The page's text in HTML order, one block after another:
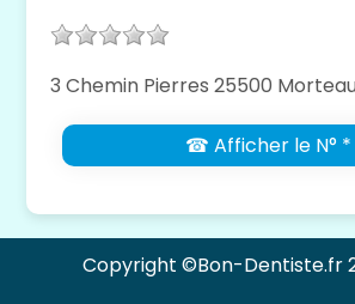
3 Chemin Pierres 25500
☎ Afficher le N° *
Copyright ©Bon-Dentiste.fr